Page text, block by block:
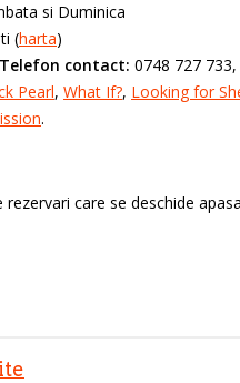
si Duminica
(harta)
Telefon contact: 0748 727 733,
Pearl, What If?, Looking for
.
care se deschide